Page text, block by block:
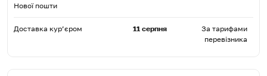
Нової пошти
Доставка кур’єром 11 серпня
За тарифами
перевізника